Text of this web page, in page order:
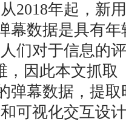
2018年起，新
幕数据是具有
们对于信息的
，因此本文抓取
弹幕数据，提
可视化交互设